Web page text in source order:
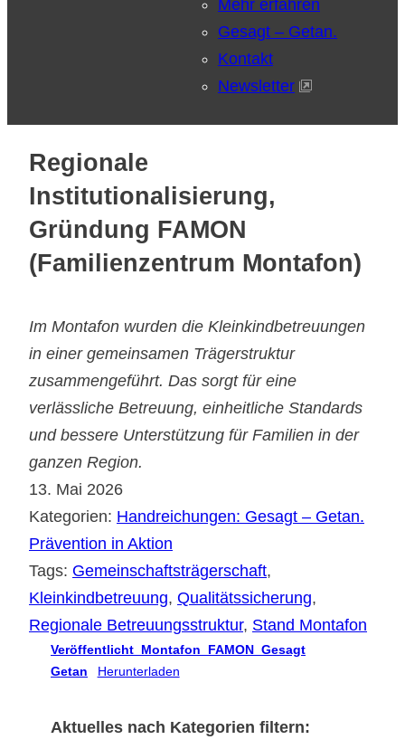
Mehr erfahren
Gesagt – Getan.
Kontakt
Newsletter
Regionale
Institutionalisierung,
Gründung FAMON
(Familienzentrum Montafon)
Im Montafon wurden die Kleinkindbetreuungen
in einer gemeinsamen Trägerstruktur
zusammengeführt. Das sorgt für eine
verlässliche Betreuung, einheitliche Standards
und bessere Unterstützung für Familien in der
ganzen Region.
13. Mai 2026
Kategorien: Handreichungen: Gesagt – Getan.
Prävention in Aktion
Tags: Gemeinschaftsträgerschaft
Kleinkindbetreuung, Qualitätssicherung
Regionale Betreuungsstruktur, Stand Montafon
Veröffentlicht_Montafon_FAMON_Gesagt
Getan
Herunterladen
Aktuelles nach Kategorien filtern: